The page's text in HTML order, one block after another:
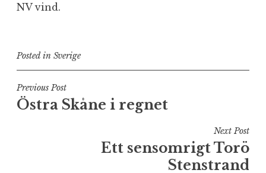
NV vind.
Posted in Sverige
Inläggsnavigering
Previous Post
Östra Skåne i regnet
Next Post
Ett sensomrigt Torö
Stenstrand